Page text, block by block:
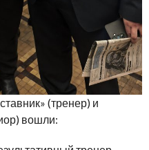
(тренер) и
вошли: